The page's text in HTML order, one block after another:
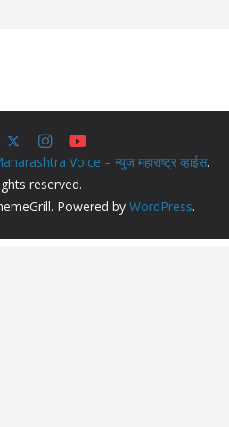
Voice – न्युज महाराष्ट्र व्हाईस.
reserved.
Powered by WordPress.